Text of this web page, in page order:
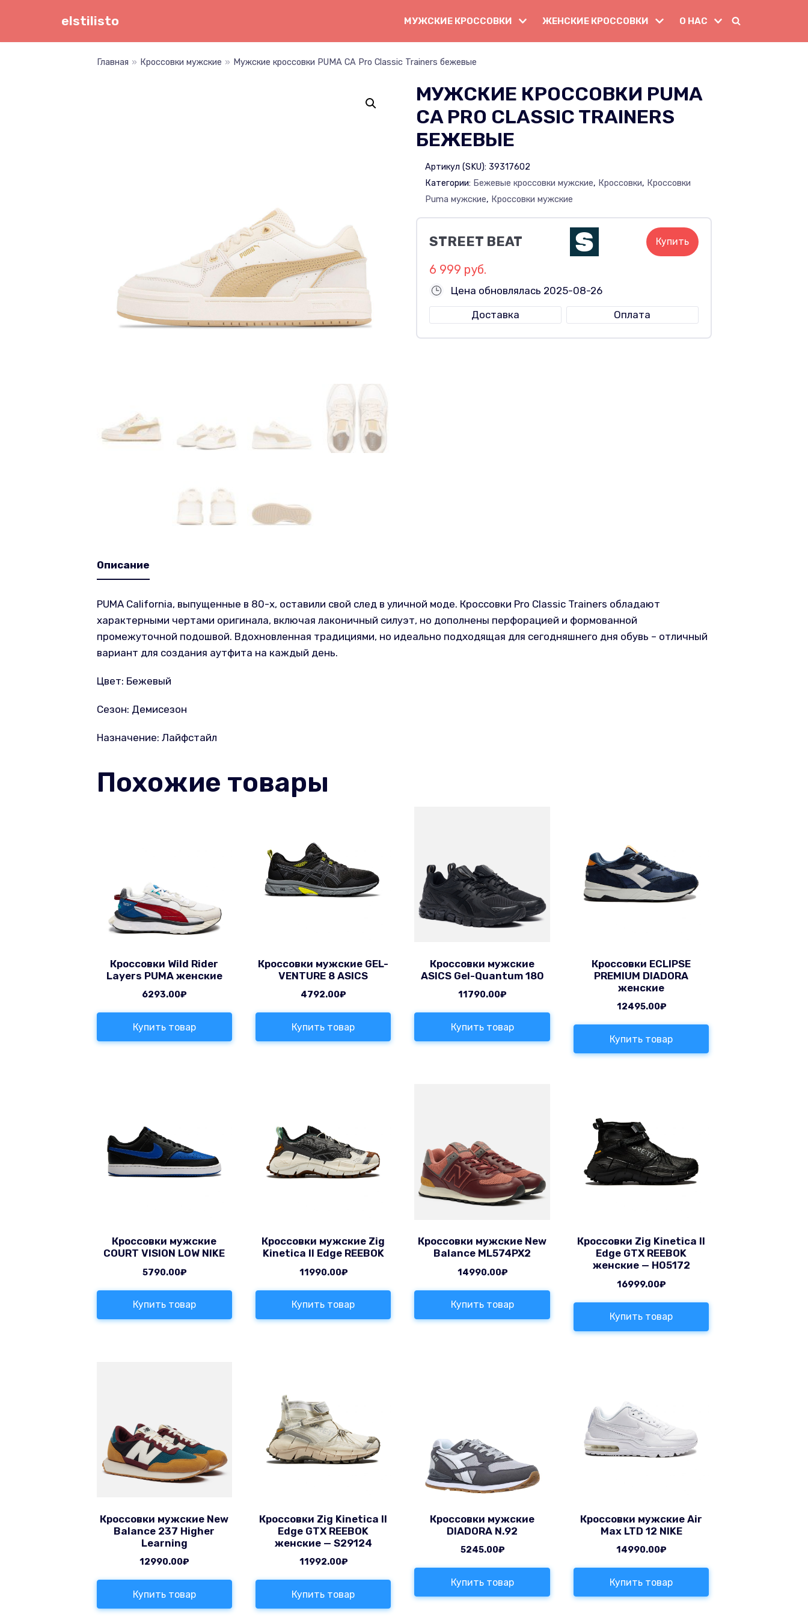
elstilisto МУЖСКИЕ КРОССОВКИ ЖЕНСКИЕ КРОССОВКИ О НАС
Главная » Кроссовки мужские » Мужские кроссовки PUMA CA Pro Classic Trainers бежевые
МУЖСКИЕ КРОССОВКИ PUMA
CA PRO CLASSIC TRAINERS
БЕЖЕВЫЕ
Артикул (SKU):39317602
Категории: Бежевые кроссовки мужские, Кроссовки, Кроссовки
Puma мужские, Кроссовки мужские
STREET BEAT Купить
6 999 руб.
Цена обновлялась 2025-08-26
Доставка
Оплата
Описание
PUMA California, выпущенные в 80-х, оставили свой след в уличной моде. Кроссовки Pro Classic Trainers обладают
характерными чертами оригинала, включая лаконичный силуэт, но дополнены перфорацией и формованной
промежуточной подошвой. Вдохновленная традициями, но идеально подходящая для сегодняшнего дня обувь – отличный
вариант для создания аутфита на каждый день.
Цвет: Бежевый
Сезон: Демисезон
Назначение: Лайфстайл
Похожие товары
Кроссовки Wild Rider
Layers PUMA женские
6293.00₽
Купить товар
Кроссовки мужские GEL-
VENTURE 8 ASICS
4792.00₽
Купить товар
Кроссовки мужские
ASICS Gel-Quantum 180
11790.00₽
Купить товар
Кроссовки ECLIPSE
PREMIUM DIADORA
женские
12495.00₽
Купить товар
Кроссовки мужские
COURT VISION LOW NIKE
5790.00₽
Купить товар
Кроссовки мужские Zig
Kinetica II Edge REEBOK
11990.00₽
Купить товар
Кроссовки мужские New
Balance ML574PX2
14990.00₽
Купить товар
Кроссовки Zig Kinetica II
Edge GTX REEBOK
женские — H05172
16999.00₽
Купить товар
Кроссовки мужские New
Balance 237 Higher
Learning
12990.00₽
Купить товар
Кроссовки Zig Kinetica II
Edge GTX REEBOK
женские — S29124
11992.00₽
Купить товар
Кроссовки мужские
DIADORA N.92
5245.00₽
Купить товар
Кроссовки мужские Air
Max LTD 12 NIKE
14990.00₽
Купить товар